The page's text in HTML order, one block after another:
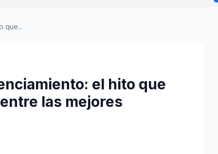
que...
el hito que
las mejores